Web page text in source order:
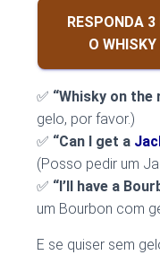
RESPONDA 3
O
✅ “Whisky on the
gelo, por favor.)
✅ “Can I get a
(Posso pedir um
✅ “I’ll have a
um Bourbon com
E se quiser sem